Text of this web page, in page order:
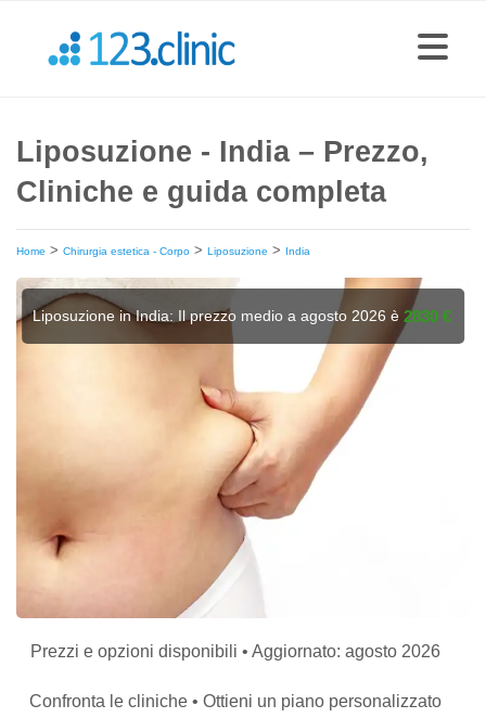
Liposuzione - India – Prezzo,
Cliniche e guida completa
Home > Chirurgia estetica - Corpo > Liposuzione > India
Liposuzione in India: Il prezzo medio a agosto 2026 è2830 €
Prezzi e opzioni disponibili • Aggiornato: agosto 2026
Confronta le cliniche • Ottieni un piano personalizzato